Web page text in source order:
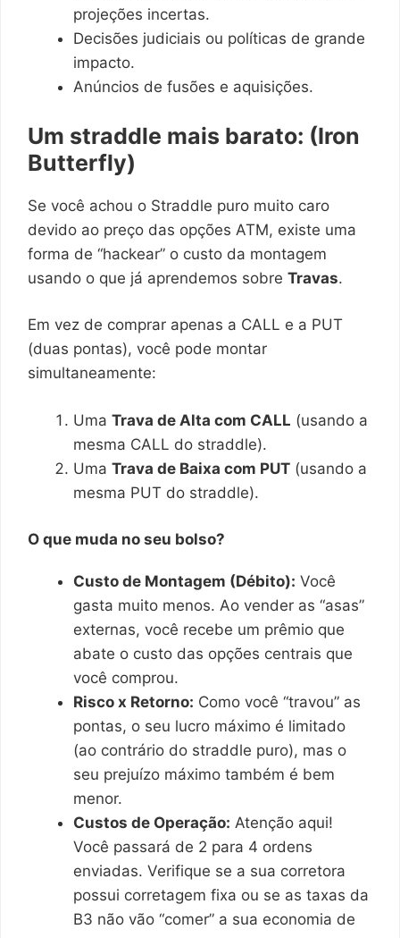
projeções incertas.
Decisões judiciais ou políticas de grande
impacto.
Anúncios de fusões e aquisições.
Um straddle mais barato: (Iron
Butterfly)
Se você achou o Straddle puro muito caro
devido ao preço das opções ATM, existe uma
forma de “hackear” o custo da montagem
usando o que já aprendemos sobre Travas.
Em vez de comprar apenas a CALL e a PUT
(duas pontas), você pode montar
simultaneamente:
Uma Trava de Alta com CALL (usando a
mesma CALL do straddle).
Uma Trava de Baixa com PUT (usando a
mesma PUT do straddle).
O que muda no seu bolso?
Custo de Montagem (Débito): Você
gasta muito menos. Ao vender as “asas”
externas, você recebe um prêmio que
abate o custo das opções centrais que
você comprou.
Risco x Retorno: Como você “travou” as
pontas, o seu lucro máximo é limitado
(ao contrário do straddle puro), mas o
seu prejuízo máximo também é bem
menor.
Custos de Operação: Atenção aqui!
Você passará de 2 para 4 ordens
enviadas. Verifique se a sua corretora
possui corretagem fixa ou se as taxas da
B3 não vão “comer” a sua economia de